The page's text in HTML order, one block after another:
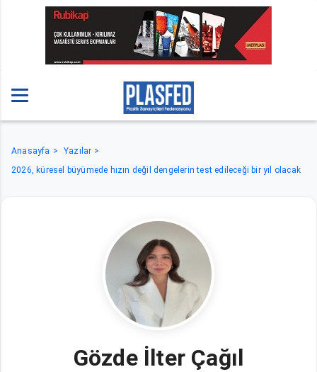
Anasayfa
Yazılar
2026, küresel büyümede hızın değil dengelerin test edileceği bir yıl olacak
Gözde İlter Çağıl